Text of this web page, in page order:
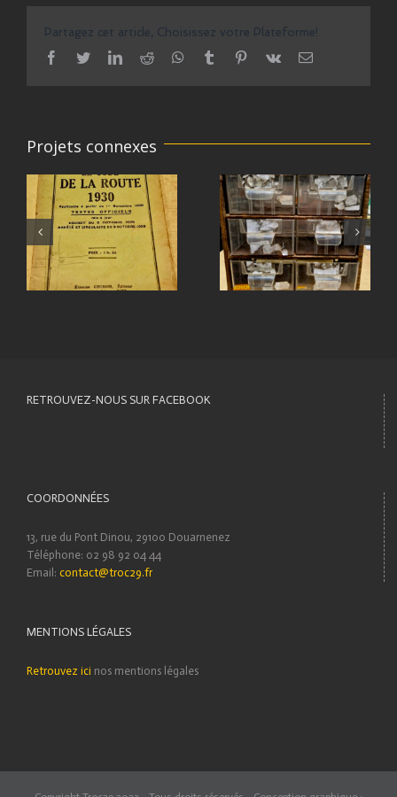
Partagez cet article, Choisissez votre Plateforme!
facebook
twitterlinkedinreddit whatsapptumblr pinterest
vk Email
Projets connexes
RETROUVEZ-NOUS SUR FACEBOOK
COORDONNÉES
13, rue du Pont Dinou, 29100 Douarnenez
Téléphone: 02 98 92 04 44
Email: contact@troc29.fr
MENTIONS LÉGALES
Retrouvez ici nos mentions légales